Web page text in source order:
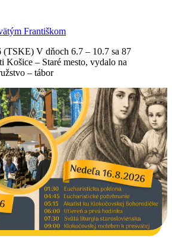
Františkom
(TSKE) V dňoch 6.7 – 10.7 sa 87
Košice – Staré mesto, vydalo na
– tábor